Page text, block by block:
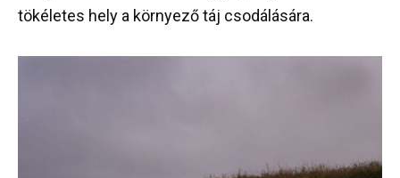
tökéletes hely a környező táj csodálására.